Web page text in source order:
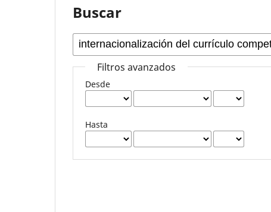
Buscar
Filtros avanzados
Desde
Hasta